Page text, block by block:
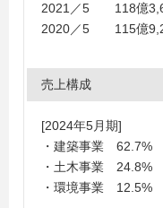
2021／5 118億
2020／5 115億
売上構成
[2024年5月期]
・建築事業 62.7%
・土木事業 24.8%
・環境事業 12.5%